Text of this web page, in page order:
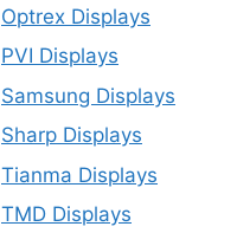
Optrex Displays
PVI Displays
Samsung Displays
Sharp Displays
Tianma Displays
TMD Displays